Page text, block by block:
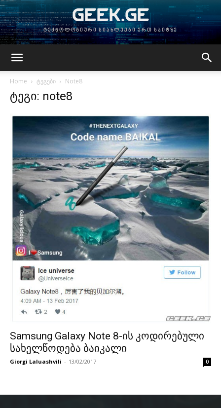
GEEK.GE
ტექნოლოგიური სიახლეები ერთ საიტზე
Home ტეგები Note8
ტეგი: note8
Samsung Galaxy Note 8-ის კოდირებული
სახელწოდება ბაიკალი
Giorgi Laluashvili - 13/02/2017 0